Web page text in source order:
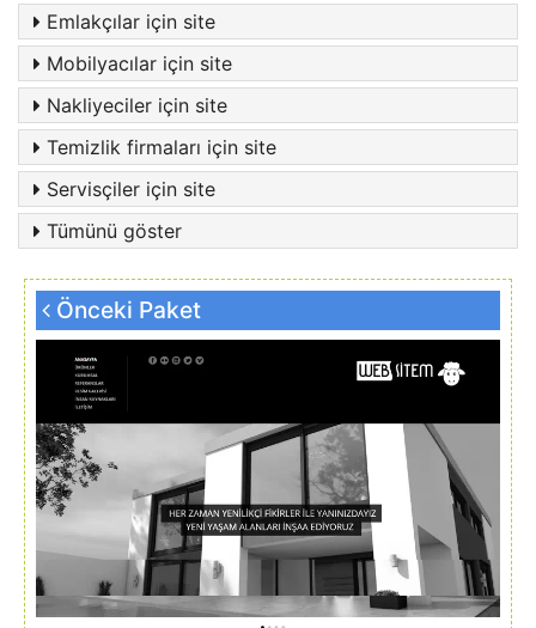
Emlakçılar için site
Mobilyacılar için site
Nakliyeciler için site
Temizlik firmaları için site
Servisçiler için site
Tümünü göster
Önceki Paket